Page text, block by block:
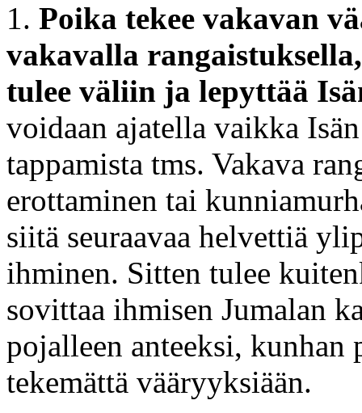
1. Poika tekee vakavan
vakavalla
tulee väliin ja lepyttää
voidaan ajatella vaikka
tappamista tms. Vakava
erottaminen tai
siitä seuraavaa helvettiä
ihminen. Sitten tulee
sovittaa ihmisen Jumalan
pojalleen anteeksi, kunhan
tekemättä vääryyksiään.